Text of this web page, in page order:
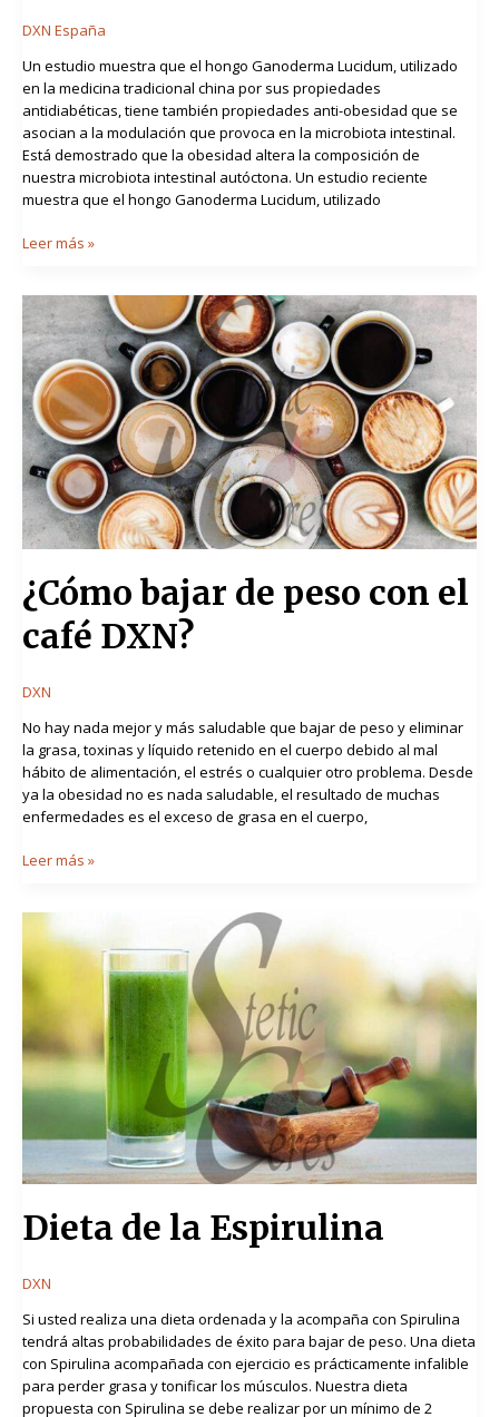
DXN España
Un estudio muestra que el hongo Ganoderma Lucidum, utilizado
en la medicina tradicional china por sus propiedades
antidiabéticas, tiene también propiedades anti-obesidad que se
asocian a la modulación que provoca en la microbiota intestinal.
Está demostrado que la obesidad altera la composición de
nuestra microbiota intestinal autóctona. Un estudio reciente
muestra que el hongo Ganoderma Lucidum, utilizado
como
estrategia
pérdida
de
Leer más »
¿Cómo bajar de peso con el
café DXN?
DXN
No hay nada mejor y más saludable que bajar de peso y eliminar
la grasa, toxinas y líquido retenido en el cuerpo debido al mal
hábito de alimentación, el estrés o cualquier otro problema. Desde
ya la obesidad no es nada saludable, el resultado de muchas
enfermedades es el exceso de grasa en el cuerpo,
¿Cómo
bajar
de
peso
con
el
café
DXN?
Leer más »
Dieta de la Espirulina
DXN
Si usted realiza una dieta ordenada y la acompaña con Spirulina
tendrá altas probabilidades de éxito para bajar de peso. Una dieta
con Spirulina acompañada con ejercicio es prácticamente infalible
para perder grasa y tonificar los músculos. Nuestra dieta
propuesta con Spirulina se debe realizar por un mínimo de 2
de
la
Espirulina